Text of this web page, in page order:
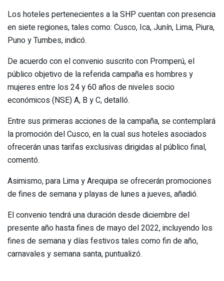
Los hoteles pertenecientes a la SHP cuentan con presencia
en siete regiones, tales como: Cusco, Ica, Junín, Lima, Piura,
Puno y Tumbes, indicó.
De acuerdo con el convenio suscrito con Promperú, el
público objetivo de la referida campaña es hombres y
mujeres entre los 24 y 60 años de niveles socio
económicos (NSE) A, B y C, detalló.
Entre sus primeras acciones de la campaña, se contemplará
la promoción del Cusco, en la cual sus hoteles asociados
ofrecerán unas tarifas exclusivas dirigidas al público final,
comentó.
Asimismo, para Lima y Arequipa se ofrecerán promociones
de fines de semana y playas de lunes a jueves, añadió.
El convenio tendrá una duración desde diciembre del
presente año hasta fines de mayo del 2022, incluyendo los
fines de semana y días festivos tales como fin de año,
carnavales y semana santa, puntualizó.